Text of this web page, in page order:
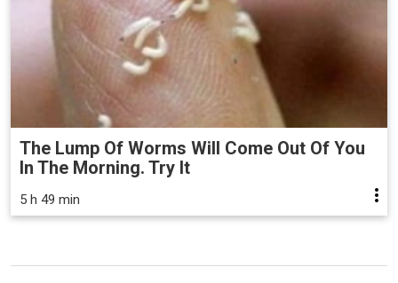
The Lump Of Worms Will Come Out Of You
In The Morning. Try It
5 h 49 min